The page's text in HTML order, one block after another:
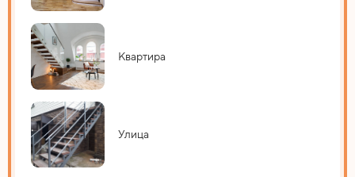
Квартира
Улица